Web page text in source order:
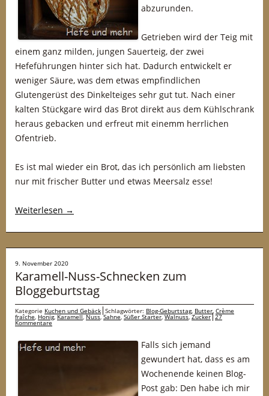
abzurunden.
Getrieben wird der Teig mit
einem ganz milden, jungen Sauerteig, der zwei
Hefeführungen hinter sich hat. Dadurch entwickelt er
weniger Säure, was dem etwas empfindlichen
Glutengerüst des Dinkelteiges sehr gut tut. Nach einer
kalten Stückgare wird das Brot direkt aus dem Kühlschrank
heraus gebacken und erfreut mit einemm herrlichen
Ofentrieb.
Es ist mal wieder ein Brot, das ich persönlich am liebsten
nur mit frischer Butter und etwas Meersalz esse!
Weiterlesen →
9. November 2020
Karamell-Nuss-Schnecken zum
Bloggeburtstag
Kategorie Kuchen und Gebäck Schlagwörter: Blog-Geburtstag, Butter, Crème
fraîche, Honig,Karamell,Nuss,Sahne,Süßer Starter,Walnuss,Zucker 27
Kommentare
Falls sich jemand
gewundert hat, dass es am
Wochenende keinen Blog-
Post gab: Den habe ich mir